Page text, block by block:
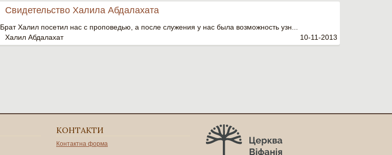
Свидетельство Халила Абдалахата
Брат Халил посетил нас с проповедью, а после служения у нас была возможность узн...
Халил Абдалахат
10-11-2013
КОНТАКТИ
Контактна форма